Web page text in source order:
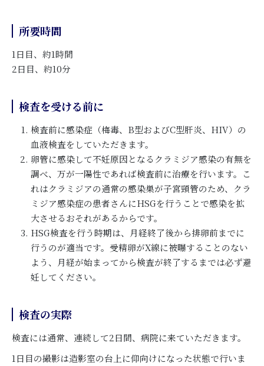
所要時間
1日目、約1時間
2日目、約10分
検査を受ける前に
検査前に感染症（梅毒、B型およびC型肝炎、HIV）の
血液検査をしていただきます。
卵管に感染して不妊原因となるクラミジア感染の有無を
調べ、万が一陽性であれば検査前に治療を行います。こ
れはクラミジアの通常の感染巣が子宮頸管のため、クラ
ミジア感染症の患者さんにHSGを行うことで感染を拡
大させるおそれがあるからです。
HSG検査を行う時期は、月経終了後から排卵前までに
行うのが適当です。受精卵がX線に被曝することのない
よう、月経が始まってから検査が終了するまでは必ず避
妊してください。
検査の実際
検査には通常、連続して2日間、病院に来ていただきます。
1日目の撮影は造影室の台上に仰向けになった状態で行いま